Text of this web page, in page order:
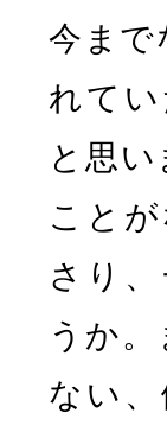
今まで
れて
と思
こと
さり
うか
ない